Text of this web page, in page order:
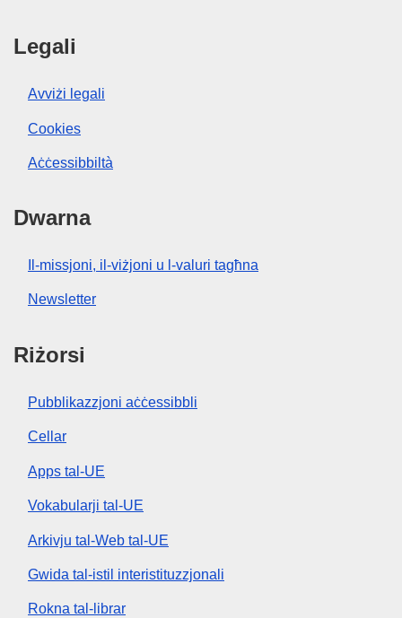
Legali
Avviżi legali
Cookies
Aċċessibbiltà
Dwarna
Il-missjoni, il-viżjoni u l-valuri tagħna
Newsletter
Riżorsi
Pubblikazzjoni aċċessibbli
Cellar
Apps tal-UE
Vokabularji tal-UE
Arkivju tal-Web tal-UE
Gwida tal-istil interistituzzjonali
Rokna tal-librar